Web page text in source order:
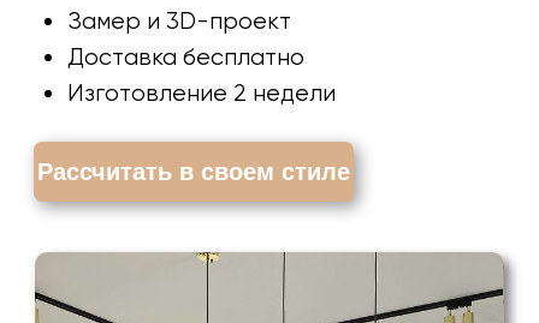
«Кухня на заказ №8»
ВСЕ ВКЛЮЧЕНОв стоимость:
Замер и 3D-проект
Рассчитать в своем стиле